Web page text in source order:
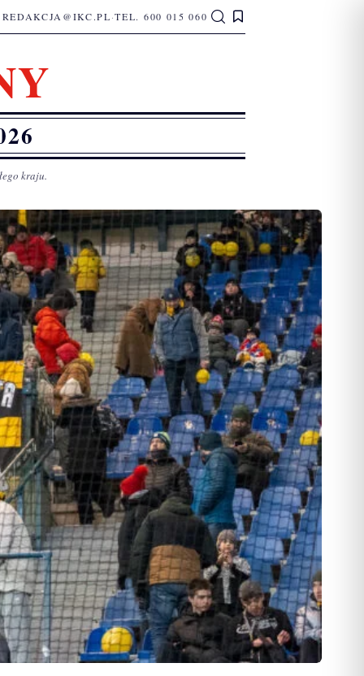
REDAKCJA@IKC.PL·TEL. 600 015 060
kraju.